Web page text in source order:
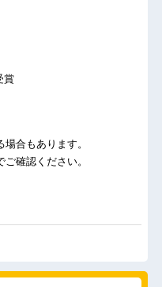
賞
合もあります。
確認ください。